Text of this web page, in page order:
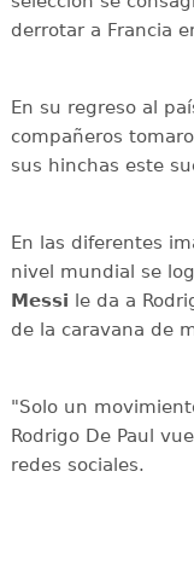
derrotar a Francia
En su regreso al
compañeros
sus hinchas este
En las diferentes
nivel mundial se
Messi le da a
de la caravana de
"Solo un
Rodrigo De Paul
redes sociales.